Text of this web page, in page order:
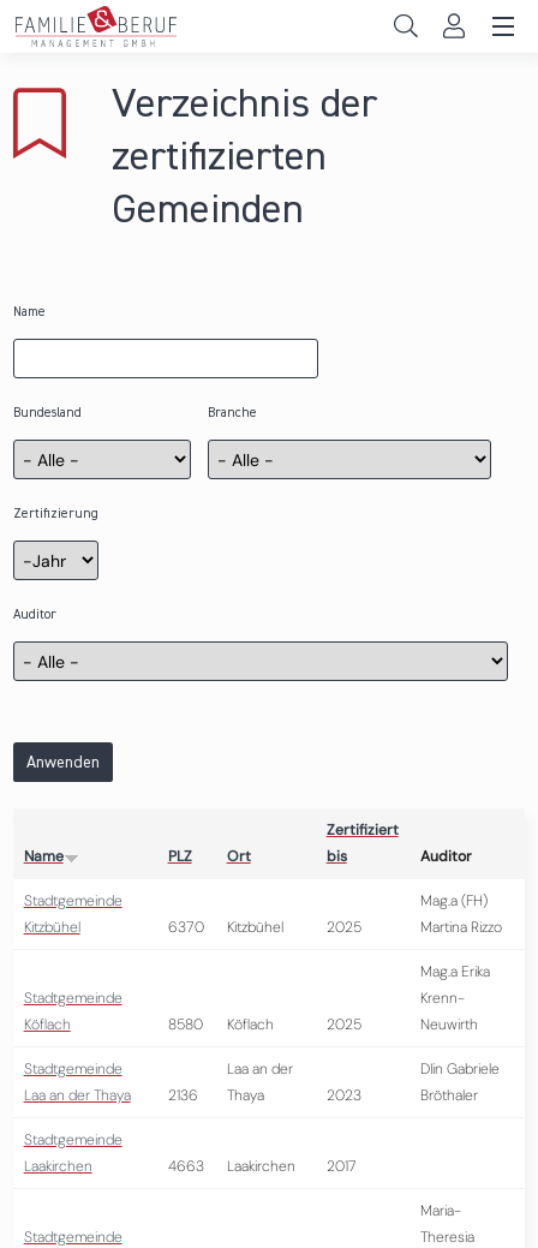
Direkt zum Inhalt
Gemeinden
Hochschulen
Verzeichnis der
zertifizierten
Gemeinden
Name
Bundesland Branche
Zertifizierung
Zertifizierung
Jahr
Auditor
Anwenden
Name PLZ Ort
Zertifiziert
bis
Auditor
Stadtgemeinde
Kitzbühel
6370 Kitzbühel 2025
Mag.a (FH)
Martina Rizzo
Stadtgemeinde
Köflach
8580 Köflach 2025
Mag.a Erika
Krenn-
Neuwirth
Stadtgemeinde
Laa an der Thaya
2136
Laa an der
Thaya
2023
DIin Gabriele
Bröthaler
Stadtgemeinde
Laakirchen
4663 Laakirchen 2017
Stadtgemeinde
Maria-
Theresia